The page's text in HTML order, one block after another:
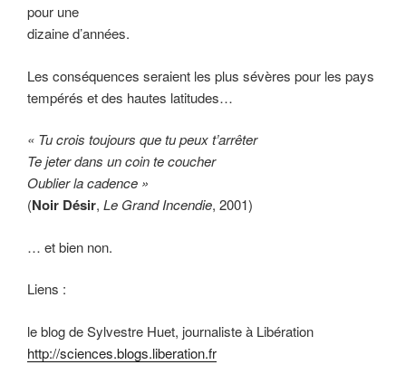
pour une
dizaine d’années.
Les conséquences seraient les plus sévères pour les pays
tempérés et des hautes latitudes…
« Tu crois toujours que tu peux t’arrêter
Te jeter dans un coin te coucher
Oublier la cadence »
(Noir Désir, Le Grand Incendie, 2001)
… et bien non.
Liens :
le blog de Sylvestre Huet, journaliste à Libération
http://sciences.blogs.liberation.fr